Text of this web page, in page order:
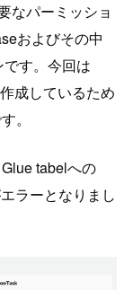
なパーミッショ
およびその中
す。今回は
成しているため
。
tabelへの
ラーとなりまし